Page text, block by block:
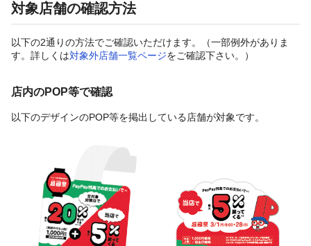
対象店舗の確認方法
以下の2通りの方法でご確認いただけます。（一部例外がありま
す。詳しくは対象外店舗一覧ページをご確認下さい。）
店内のPOP等で確認
以下のデザインのPOP等を掲出している店舗が対象です。